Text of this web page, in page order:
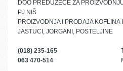
DOO PREDUZEĆE ZA
PJ NIŠ
PROIZVODNJA I PRODAJA
JASTUCI, JORGANI, POSTELJINE
(018) 235-165
063 470-514